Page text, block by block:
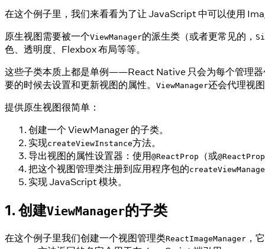
在这个例子里，我们来看看为了让 JavaScript 中可以使用
原生视图需要被一个ViewManager的派生类（或者更常见的，
色、透明度、Flexbox 布局等等。
这些子类本质上都是单例——React Native 只会为每个管理器
要的时候去设置和更新视图的属性。
ViewManager还会代理视
提供原生视图很简单：
创建一个 ViewManager 的子类。
实现createViewInstance方法。
导出视图的属性设置器：使用@ReactProp （或
把这个视图管理类注册到应用程序包的
实现 JavaScript 模块。
1. 创建ViewManager的子类
在这个例子里我们创建一个视图管理类ReactImageManager ，